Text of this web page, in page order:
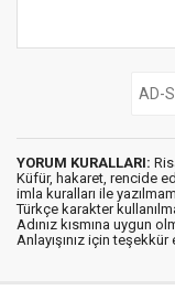
YORUM KURALLARI:
Küfür, hakaret, rencide
imla kuralları ile
Türkçe karakter
Adınız kısmına uygun
Anlayışınız için teşekkür